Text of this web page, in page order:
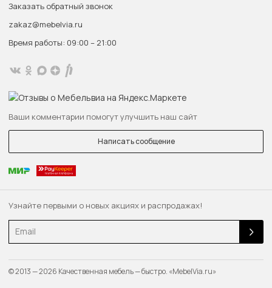
Узнайте первыми о новых акциях и распродажах!
Email
Заказать обратный звонок
zakaz@mebelvia.ru
Время работы: 09:00 – 21:00
Ваши комментарии помогут улучшить наш сайт
Написать сообщение
© 2013 — 2026 Качественная мебель — быстро. «MebelVia.ru»